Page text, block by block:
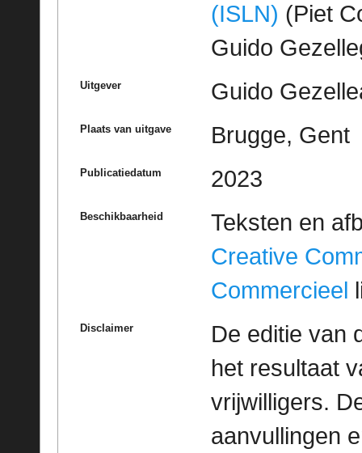
(ISLN) (Piet
Guido
Uitgever Guido
Plaats van uitgave Brugge, Gent
Publicatiedatum 2023
Beschikbaarheid
Teksten en
Creative
Commercieel
Disclaimer
De editie van
het resultaat
vrijwilligers.
aanvullingen